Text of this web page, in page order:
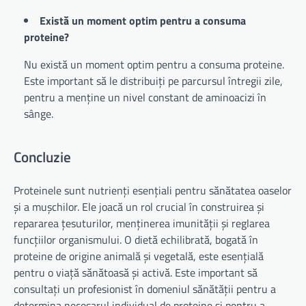
Există un moment optim pentru a consuma
proteine?
Nu există un moment optim pentru a consuma proteine.
Este important să le distribuiți pe parcursul întregii zile,
pentru a menține un nivel constant de aminoacizi în
sânge.
Concluzie
Proteinele sunt nutrienți esențiali pentru sănătatea oaselor
și a mușchilor. Ele joacă un rol crucial în construirea și
repararea țesuturilor, menținerea imunității și reglarea
funcțiilor organismului. O dietă echilibrată, bogată în
proteine de origine animală și vegetală, este esențială
pentru o viață sănătoasă și activă. Este important să
consultați un profesionist în domeniul sănătății pentru a